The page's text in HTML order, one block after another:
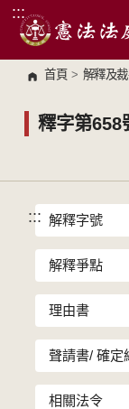
跳到主要內容區
:::
首頁 > 解釋及裁
釋字第658
::: 解釋字號
解釋爭點
理由書
聲請書/ 確定
相關法令